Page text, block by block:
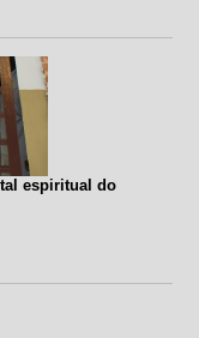
espiritual do